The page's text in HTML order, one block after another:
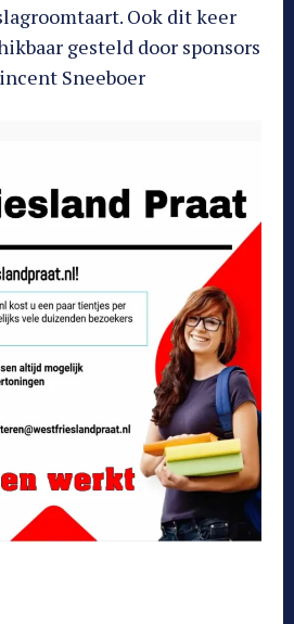
Ook dit keer
gesteld door sponsors
Sneeboer